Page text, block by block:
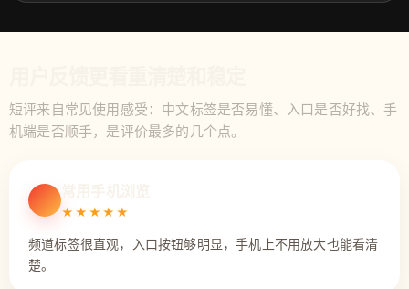
短评来自常见使用感受：中文标签是否易懂、入口是否好找、手
机端是否顺手，是评价最多的几个点。
★★★★★
频道标签很直观，入口按钮够明显，手机上不用放大也能看清
楚。